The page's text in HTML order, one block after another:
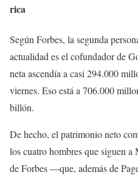
rica
Según Forbes, la segunda
actualidad es el cofundador de
neta ascendía a casi 294.000
viernes. Eso está a 706.000
billón.
De hecho, el patrimonio neto
los cuatro hombres que siguen
de Forbes —que, además de